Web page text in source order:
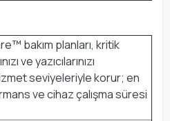
bakım planları, kritik
ve yazıcılarınızı
seviyeleriyle korur; en
ve cihaz çalışma süresi